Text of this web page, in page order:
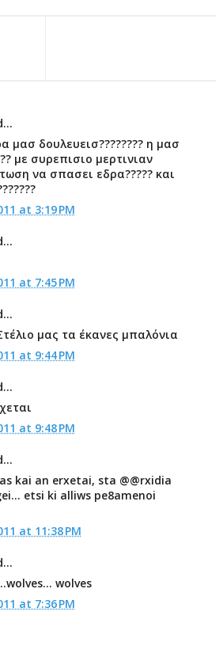
μασ δουλευεισ???????? η μασ
με συρεπισιο μερτινιαν
να σπασει εδρα????? και
at 3:19 PM
at 7:45 PM
μας τα έκανες μπαλόνια
at 9:44 PM
at 9:48 PM
kai an erxetai, sta @@rxidia
etsi ki alliws pe8amenoi
at 11:38 PM
wolves
at 7:36 PM